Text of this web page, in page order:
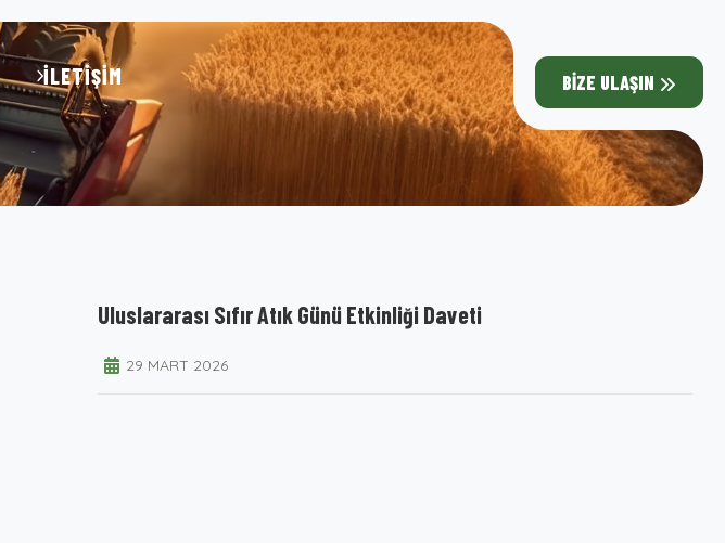
İLETIŞIM BIZE ULAŞIN
Uluslararası Sıfır Atık Günü Etkinliği Daveti
29 MART 2026